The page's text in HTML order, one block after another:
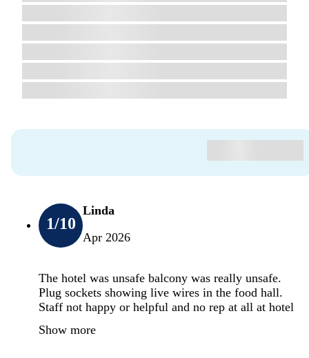
1/10
Linda
Apr 2026
The hotel was unsafe balcony was really unsafe.
Plug sockets showing live wires in the food hall.
Staff not happy or helpful and no rep at all at hotel
Show more